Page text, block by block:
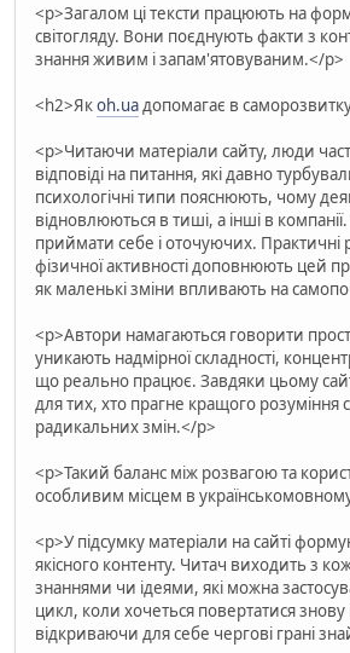
<p>Загалом ці тексти працюють на
світогляду. Вони поєднують факти з
знання живим і запам'ятовуваним.</p>
<h2>Якoh.uaдопомагає в
<p>Читаючи матеріали сайту, люди
відповіді на питання, які давно
психологічні типи пояснюють, чому
відновлюються в тиші, а інші в
приймати себе і оточуючих. Практичні
фізичної активності доповнюють цей
як маленькі зміни впливають на
<p>Автори намагаються говорити
уникають надмірної складності,
що реально працює. Завдяки цьому
для тих, хто прагне кращого розуміння
радикальних змін.</p>
<p>Такий баланс між розвагою та
особливим місцем в
<p>У підсумку матеріали на сайті
якісного контенту. Читач виходить з
знаннями чи ідеями, які можна
цикл, коли хочеться повертатися знову
відкриваючи для себе чергові грані